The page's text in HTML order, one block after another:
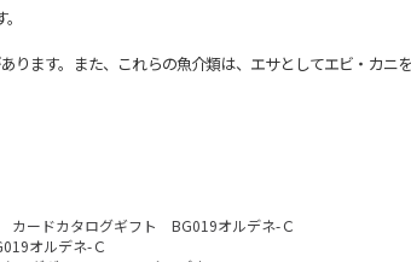
ます。また、これらの魚介類は、エサとしてエビ・カニを
ードカタログギフト BG019オルデネ-Ｃ
オルデネ-Ｃ